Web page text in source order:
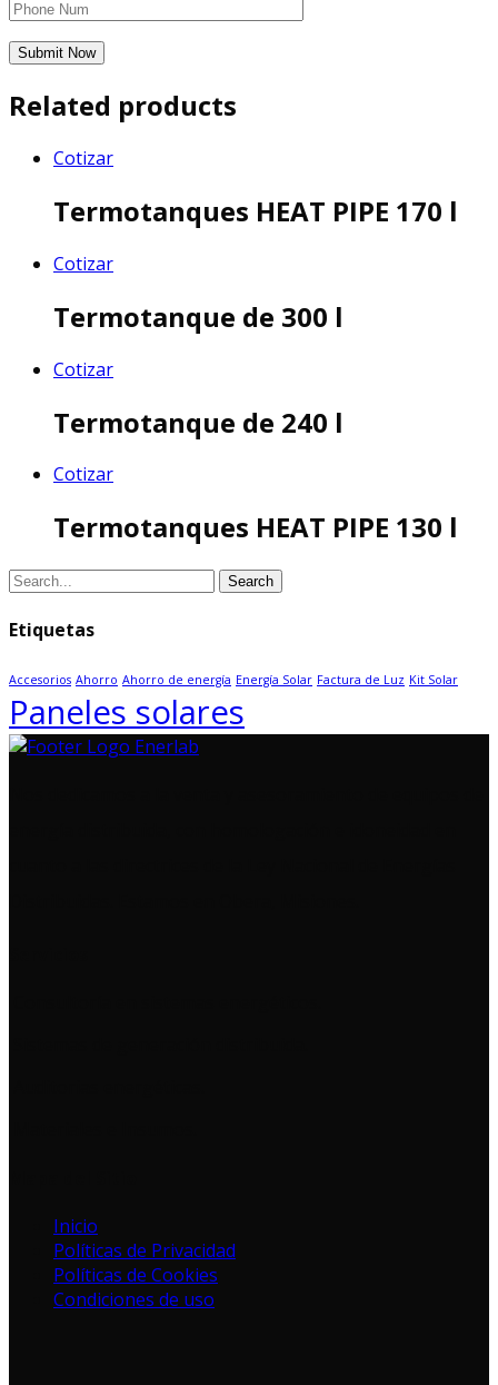
Related products
Cotizar
Termotanques HEAT PIPE 170 l
Cotizar
Termotanque de 300 l
Cotizar
Termotanque de 240 l
Cotizar
Termotanques HEAT PIPE 130 l
Search
Etiquetas
Accesorios Ahorro Ahorro de energía Energía Solar Factura de Luz Kit Solar
Paneles solares
Inicio
Políticas de Privacidad
Políticas de Cookies
Condiciones de uso